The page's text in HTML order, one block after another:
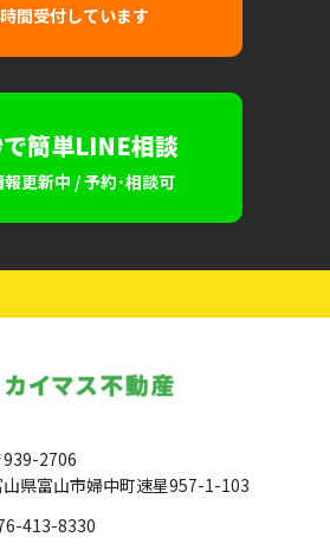
間受付しています
簡単LINE相談
更新中 / 予約･相談可
939-2706
山県富山市婦中町速星957-1-103
413-8330